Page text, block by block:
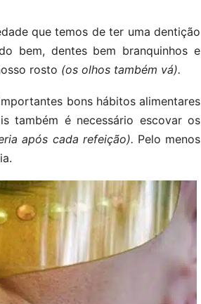
que temos de ter uma dentição
bem, dentes bem branquinhos e
rosto (os olhos também vá).
bons hábitos alimentares
também é necessário escovar os
após cada refeição). Pelo menos